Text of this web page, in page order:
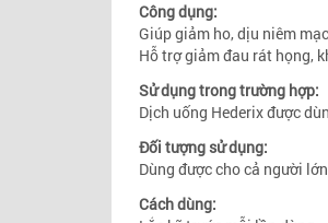
Công dụng:
Giúp giảm ho, dịu niêm
Hỗ trợ giảm đau rát họng,
Sử dụng trong trường hợp:
Dịch uống Hederix được
Đối tượng sử dụng:
Dùng được cho cả người
Cách dùng: